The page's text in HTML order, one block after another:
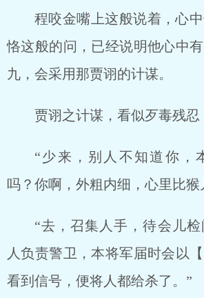
程咬金嘴上这般说着，心
恪这般的问，已经说明他心中
九，会采用那贾诩的计谋。
贾诩之计谋，看似歹毒残忍
“少来，别人不知道你，
吗？你啊，外粗内细，心里比猴
“去，召集人手，待会儿
人负责警卫，本将军届时会以
看到信号，便将人都给杀了。”